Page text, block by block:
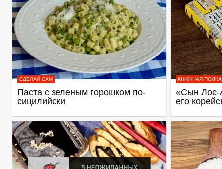
СДЕЛАЙ САМ
Паста с зеленым горошком по-
сицилийски
КНИЖНАЯ ПОЛКА
«Сын Лос-
его